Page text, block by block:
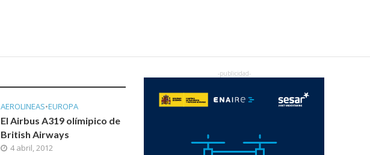
AEROLINEAS•EUROPA
El Airbus A319 olímipico de
British Airways
4 abril, 2012